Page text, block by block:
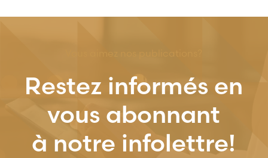
Restez informés en
vous abonnant
à notre infolettre!